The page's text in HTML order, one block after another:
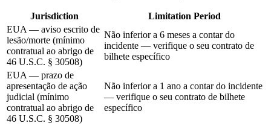
Jurisdiction
Limitation Period
EUA — aviso escrito de
lesão/morte (mínimo
contratual ao abrigo de
46 U.S.C. § 30508)
Não inferior a 6 meses a contar do
incidente — verifique o seu contrato de
bilhete específico
EUA — prazo de
apresentação de ação
judicial (mínimo
contratual ao abrigo de
46 U.S.C. § 30508)
Não inferior a 1 ano a contar do incidente
— verifique o seu contrato de bilhete
específico